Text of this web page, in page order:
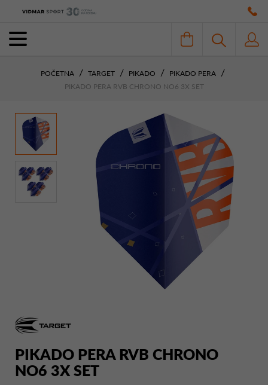
POČETNA TARGET PIKADO
PIKADO PERA
PIKADO PERA RVB CHRONO NO6 3X SET
PIKADO PERA RVB CHRONO
NO6 3X SET